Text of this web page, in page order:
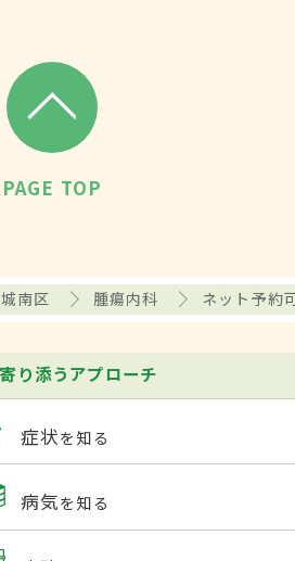
PAGE TOP
南区 腫瘍内科 ネット予約
り添うアプローチ
症状を知る
病気を知る